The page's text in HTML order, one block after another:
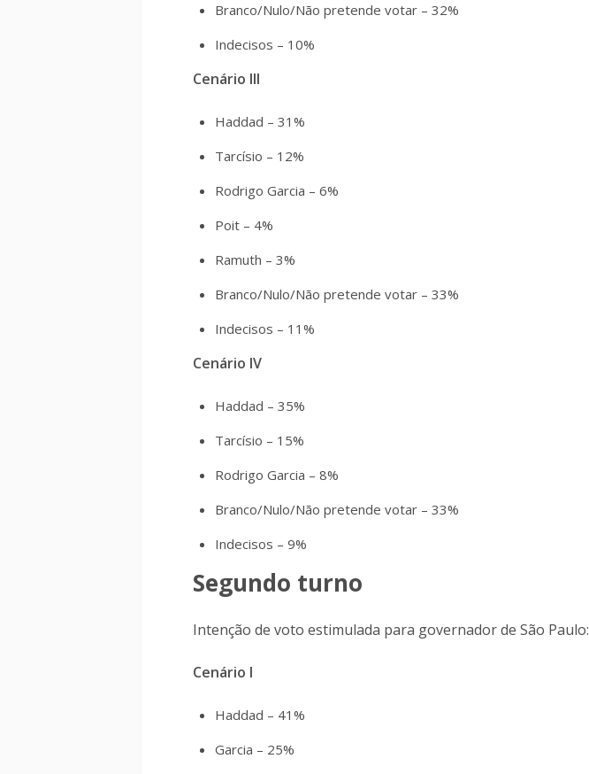
Branco/Nulo/Não pretende votar – 32%
Indecisos – 10%
Cenário III
Haddad – 31%
Tarcísio – 12%
Rodrigo Garcia – 6%
Poit – 4%
Ramuth – 3%
Branco/Nulo/Não pretende votar – 33%
Indecisos – 11%
Cenário IV
Haddad – 35%
Tarcísio – 15%
Rodrigo Garcia – 8%
Branco/Nulo/Não pretende votar – 33%
Indecisos – 9%
Segundo turno
Intenção de voto estimulada para governador de São Paulo:
Cenário I
Haddad – 41%
Garcia – 25%